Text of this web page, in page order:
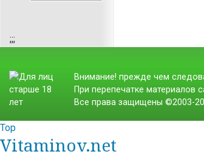
;;;
Внимание! прежде чем
При перепечатке материалов
Все права защищены ©2003-
Top
Vitaminov.net